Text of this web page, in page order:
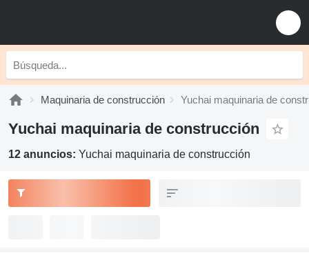
Maquinaria de construcción Yuchai maquinaria de
Yuchai maquinaria de construcción
12 anuncios: Yuchai maquinaria de construcción